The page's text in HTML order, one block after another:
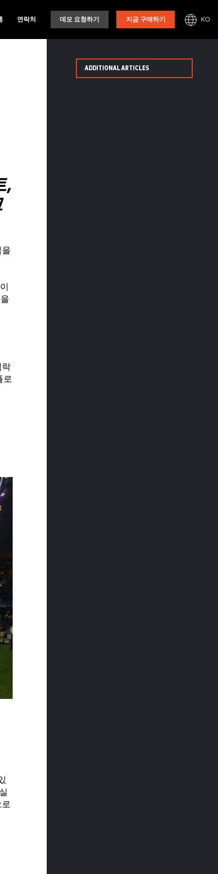
연락처 데모 요청하기 지금 구매하기 KO
,
락
로
ADDITIONAL ARTICLES